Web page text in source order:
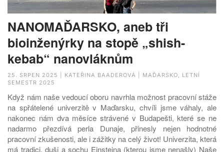
NANOMAĎARSKO, aneb tři
bioinženýrky na stopě „shish-
kebab“ nanovláknům
25. SRPEN 2025 | KATEŘINA BAADEROVÁ | MAĎARSKO, LETNÍ
SEMESTR 2025
Když nám naše vedoucí oboru navrhla možnost pracovní stáže
na spřátelené univerzitě v Maďarsku, chvíli jsme váhaly, ale
nakonec nám dva měsíce strávené v Budapešti, které se ne
nadarmo přezdívá perla Dunaje, přinesly nejen hodnotné
pracovní zkušenosti, ale i zážitky na celý život! Univerzita, která
má tradici, duši a sochu Einsteina (kterou jsme nenašly) Naše